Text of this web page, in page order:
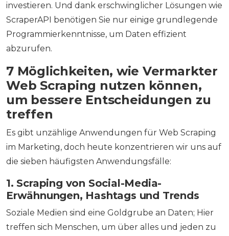
investieren. Und dank erschwinglicher Lösungen wie
ScraperAPI benötigen Sie nur einige grundlegende
Programmierkenntnisse, um Daten effizient
abzurufen.
7 Möglichkeiten, wie Vermarkter
Web Scraping nutzen können,
um bessere Entscheidungen zu
treffen
Es gibt unzählige Anwendungen für Web Scraping
im Marketing, doch heute konzentrieren wir uns auf
die sieben häufigsten Anwendungsfälle:
1. Scraping von Social-Media-
Erwähnungen, Hashtags und Trends
Soziale Medien sind eine Goldgrube an Daten; Hier
treffen sich Menschen, um über alles und jeden zu